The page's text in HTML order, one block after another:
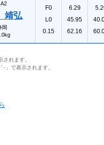
A2
弘
岡
F0
L0
0.15
6.29
45.95
62.16
れます。
」で表示されます。